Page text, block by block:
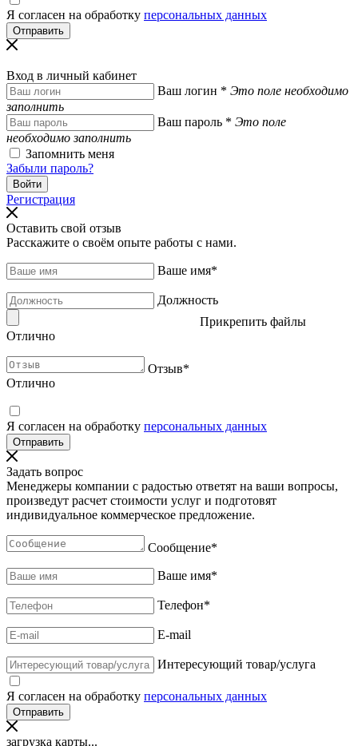
Я согласен на обработку персональных данных
Вход в личный кабинет
Ваш логин * Это поле необходимо
заполнить
Ваш пароль * Это поле
необходимо заполнить
Запомнить меня
Забыли пароль?
Регистрация
Оставить свой отзыв
Расскажите о своём опыте работы с нами.
Ваше имя*
Должность
Прикрепить файлы
Отлично
Отзыв*
Отлично
Я согласен на обработку персональных данных
Задать вопрос
Менеджеры компании с радостью ответят на ваши вопросы,
произведут расчет стоимости услуг и подготовят
индивидуальное коммерческое предложение.
Сообщение*
Ваше имя*
Телефон*
E-mail
Интересующий товар/услуга
Я согласен на обработку персональных данных
загрузка карты...